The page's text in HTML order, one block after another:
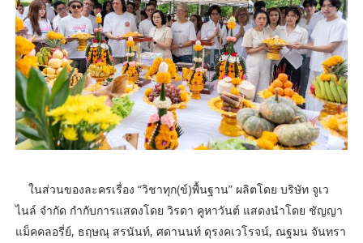
ในส่วนของละครเรื่อง “วิชาทุก(ข์)พื้นฐาน” ผลิตโดย บริษัท จูเว
ไนล์ จำกัด กำกับการแสดงโดย วิรดา คูหาวันต์ แสดงนำโดย ชัญญา
แม็คคลอรี่ย์, ธฤษณุ สรนันท์, ศดานนท์ ดุรงคเวโรจน์, ณฐมน จันทรา